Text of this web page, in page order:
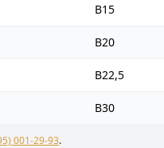
B15
B20
B22,5
B30
001-29-93.